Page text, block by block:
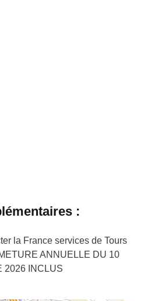
:
la France services de Tours
ANNUELLE DU 10
2026 INCLUS